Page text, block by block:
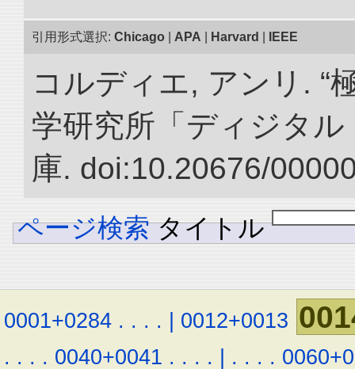
引用形式選択: Chicago APA Harvard IEEE
コルディエ, アンリ. “
学研究所「ディジタ
庫. doi:10.20676/
ページ検索 タイトル
0001+0284 . . . . | 0012+0013
. . . . 0040+0041 . . . . | . . . .